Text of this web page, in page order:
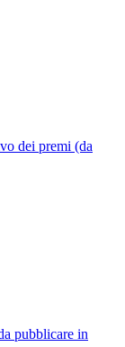
dei premi (da
pubblicare in